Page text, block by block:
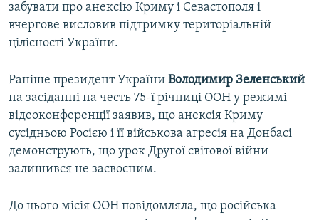
забувати про анексію Криму і Севастополя і
вчергове висловив підтримку територіальній
цілісності України.
Раніше президент України Володимир Зеленський
на засіданні на честь 75-ї річниці ООН у режимі
відеоконференції заявив, що анексія Криму
сусідньою Росією і її військова агресія на Донбасі
демонструють, що урок Другої світової війни
залишився не засвоєним.
До цього місія ООН повідомляла, що російська